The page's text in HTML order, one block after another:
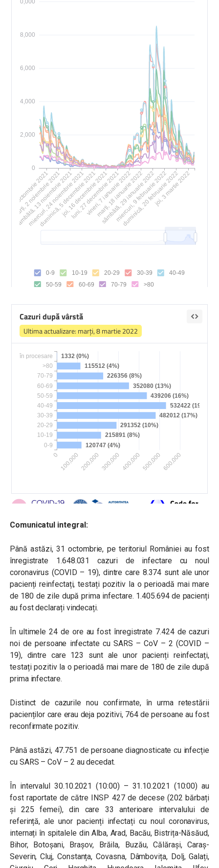
Comunicatul integral:
Până astăzi, 31 octombrie, pe teritoriul României au fost
înregistrate 1.648.031 cazuri de infectare cu noul
coronavirus (COVID – 19), dintre care 8.374 sunt ale unor
pacienți reinfectați, testați pozitiv la o perioadă mai mare
de 180 de zile după prima infectare. 1.405.694 de pacienți
au fost declarați vindecați.
În ultimele 24 de ore au fost înregistrate 7.424 de cazuri
noi de persoane infectate cu SARS – CoV – 2 (COVID –
19), dintre care 123 sunt ale unor pacienți reinfectați,
testați pozitiv la o perioadă mai mare de 180 de zile după
prima infectare.
Distinct de cazurile nou confirmate, în urma retestării
pacienților care erau deja pozitivi, 764 de persoane au fost
reconfirmate pozitiv.
Până astăzi, 47.751 de persoane diagnosticate cu infecție
cu SARS – CoV – 2 au decedat.
În intervalul 30.10.2021 (10:00) – 31.10.2021 (10:00) au
fost raportate de către INSP 427 de decese (202 bărbați
și 225 femei), din care 33 anterioare intervalului de
referință, ale unor pacienți infectați cu noul coronavirus,
internați în spitalele din Alba, Arad, Bacău, Bistrița-Năsăud,
Bihor, Botoșani, Brașov, Brăila, Buzău, Călărași, Caraș-
Severin, Cluj, Constanța, Covasna, Dâmbovița, Dolj, Galați,